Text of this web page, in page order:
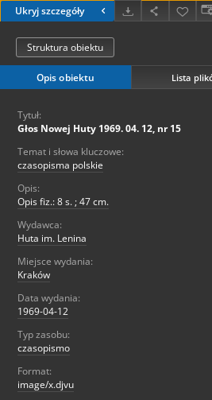
Ukryj szczegóły
Struktura obiektu
Opis obiektu Lista
Tytuł:
Głos Nowej Huty 1969. 04. 12, nr 15
Temat i słowa kluczowe:
czasopisma polskie
Opis:
Opis fiz.: 8 s. ; 47 cm.
Wydawca:
Huta im. Lenina
Miejsce wydania:
Kraków
Data wydania:
1969-04-12
Typ zasobu:
czasopismo
Format:
image/x.djvu